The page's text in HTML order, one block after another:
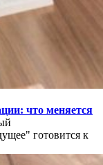
что меняется
готовится к